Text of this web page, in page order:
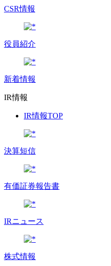
CSR情報
役員紹介
新着情報
IR情報
IR情報TOP
決算短信
有価証券報告書
IRニュース
株式情報